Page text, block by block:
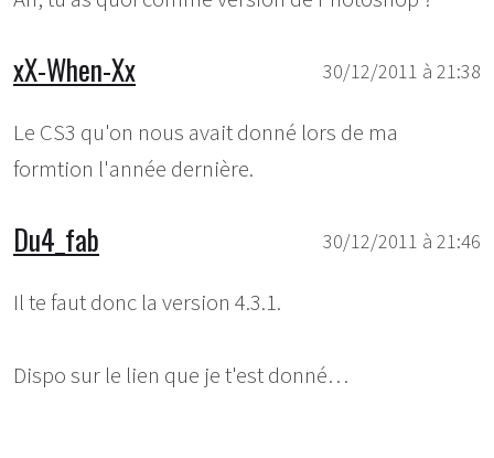
30/12/2011 à 21:38
xX-When-Xx
Le CS3 qu'on nous avait donné lors de ma
formtion l'année dernière.
30/12/2011 à 21:46
Du4_fab
Il te faut donc la version 4.3.1.
Dispo sur le lien que je t'est donné…